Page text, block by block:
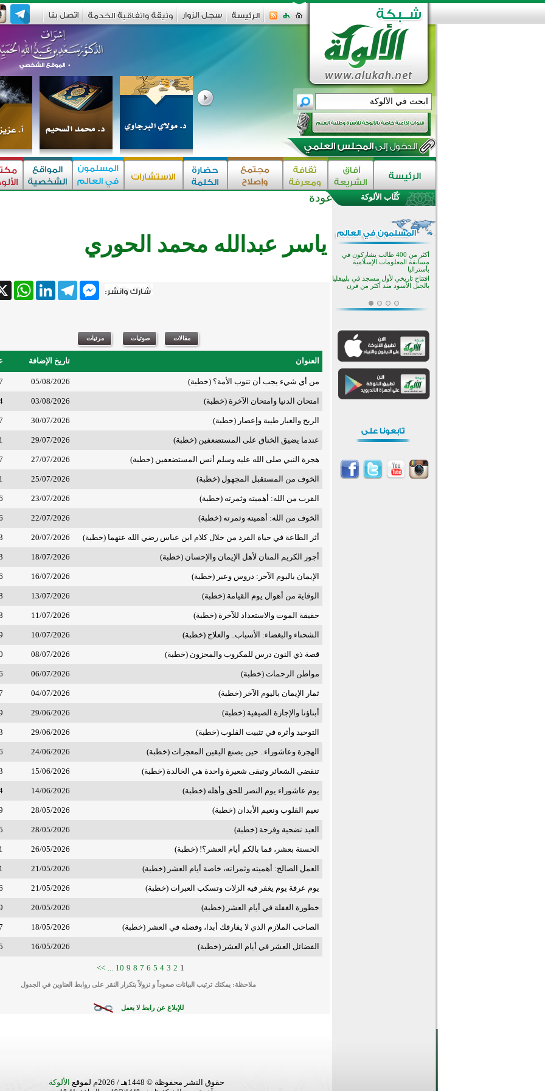
عودة
ياسر عبدالله محمد الحوري
X
LinkedIn
Telegram
Messenger
العنوان تاريخ الإضافة
من أي شيء يجب أن تتوب الأمة؟ (خطبة) 05/08/2026
امتحان الدنيا وامتحان الآخرة (خطبة) 03/08/2026
الريح والغبار طيبة وإعصار (خطبة) 30/07/2026
عندما يضيق الخناق على المستضعفين (خطبة) 29/07/2026
هجرة النبي صلى الله عليه وسلم أنس المستضعفين (خطبة) 27/07/2026
الخوف من المستقبل المجهول (خطبة) 25/07/2026
القرب من الله: أهميته وثمرته (خطبة) 23/07/2026
الخوف من الله: أهميته وثمرته (خطبة) 22/07/2026
أثر الطاعة في حياة الفرد من خلال كلام ابن عباس رضي الله عنهما (خطبة) 20/07/2026
أجور الكريم المنان لأهل الإيمان والإحسان (خطبة) 18/07/2026
الإيمان باليوم الآخر: دروس وعبر (خطبة) 16/07/2026
الوقاية من أهوال يوم القيامة (خطبة) 13/07/2026
حقيقة الموت والاستعداد للآخرة (خطبة) 11/07/2026
الشحناء والبغضاء: الأسباب.. والعلاج (خطبة) 10/07/2026
قصة ذي النون درس للمكروب والمحزون (خطبة) 08/07/2026
مواطن الرحمات (خطبة) 06/07/2026
ثمار الإيمان باليوم الآخر (خطبة) 04/07/2026
أبناؤنا والإجازة الصيفية (خطبة) 29/06/2026
التوحيد وأثره في تثبيت القلوب (خطبة) 29/06/2026
الهجرة وعاشوراء.. حين يصنع اليقين المعجزات (خطبة) 24/06/2026
تنقضي الشعائر وتبقى شعيرة واحدة هي الخالدة (خطبة) 15/06/2026
يوم عاشوراء يوم النصر للحق وأهله (خطبة) 14/06/2026
نعيم القلوب ونعيم الأبدان (خطبة) 28/05/2026
العيد تضحية وفرحة (خطبة) 28/05/2026
الحسنة بعشر، فما بالكم أيام العشر؟! (خطبة) 26/05/2026
العمل الصالح: أهميته وثمراته، خاصة أيام العشر (خطبة) 21/05/2026
يوم عرفة يوم يغفر فيه الزلات وتسكب العبرات (خطبة) 21/05/2026
خطورة الغفلة في أيام العشر (خطبة) 20/05/2026
الصاحب الملازم الذي لا يفارقك أبدا، وفضله في العشر (خطبة) 18/05/2026
الفضائل العشر في أيام العشر (خطبة) 16/05/2026
1
2
3
4
5
6
7
8
9
10
>>
ملاحظة: يمكنك ترتيب البيانات صعوداً و نزولاً بتكرار النقر على روابط العناوين في الجدول
للإبلاغ عن رابط لا يعمل
كُتَّاب الألوكة
تيسليتش تختتم برنامجا تعليميا لتعزيز
المسلمين
انطلاق فعاليات "أيام مساجد
إستولتس 2026" ببرنامج ديني
وثقافي يمتد حتى أغسطس
أكثر من 400 طالب يشاركون في
مسابقة المعلومات الإسلامية
بأستراليا
افتتاح تاريخي لأول مسجد في بلييفليا
بالجبل الأسود منذ أكثر من قرن
منطقة ريبوفسي تحتفل بميلاد
مسجد جديد في أجواء إيمانية مميزة
أستراليا يفتتح أبوابه بعد سنوات من
العمل والعطاء
القرآن والتربية في صدارة البرامج
الصيفية للمسلمين في بينزا
اختتام الدورة التاسعة لمسابقة حفظ
وتلاوة القرآن الكريم في أزناكاييف
تيسليتش تختتم برنامجا تعليميا لتعزيز
إستولتس 2026" ببرنامج ديني
وثقافي يمتد حتى أغسطس
بأستراليا
افتتاح تاريخي لأول مسجد في بلييفليا
بالجبل الأسود منذ أكثر من قرن
حقوق النشر محفوظة © 1448هـ / 2026م لموقع الألوكة